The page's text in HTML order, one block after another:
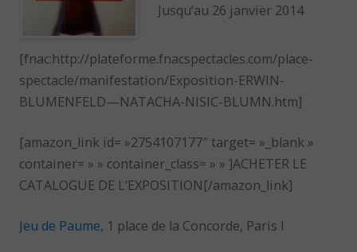
Jusqu’au 26 janvier 2014
[fnac:http://plateforme.fnacspectacles.com/place-
spectacle/manifestation/Exposition-ERWIN-
BLUMENFELD—NATACHA-NISIC-BLUMN.htm]
[amazon_link id= »2754107177″ target= »_blank »
container= » » container_class= » » ]ACHETER LE
CATALOGUE DE L’EXPOSITION[/amazon_link]
Jeu de Paume, 1 place de la Concorde, Paris I